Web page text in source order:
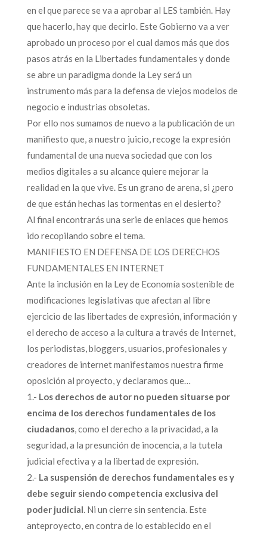
en el que parece se va a aprobar al LES también. Hay
que hacerlo, hay que decirlo. Este Gobierno va a ver
aprobado un proceso por el cual damos más que dos
pasos atrás en la Libertades fundamentales y donde
se abre un paradigma donde la Ley será un
instrumento más para la defensa de viejos modelos de
negocio e industrias obsoletas.
Por ello nos sumamos de nuevo a la publicación de un
manifiesto que, a nuestro juicio, recoge la expresión
fundamental de una nueva sociedad que con los
medios digitales a su alcance quiere mejorar la
realidad en la que vive. Es un grano de arena, si ¿pero
de que están hechas las tormentas en el desierto?
Al final encontrarás una serie de enlaces que hemos
ido recopilando sobre el tema.
MANIFIESTO EN DEFENSA DE LOS DERECHOS
FUNDAMENTALES EN INTERNET
Ante la inclusión en la Ley de Economía sostenible de
modificaciones legislativas que afectan al libre
ejercicio de las libertades de expresión, información y
el derecho de acceso a la cultura a través de Internet,
los periodistas, bloggers, usuarios, profesionales y
creadores de internet manifestamos nuestra firme
oposición al proyecto, y declaramos que…
1.- Los derechos de autor no pueden situarse por
encima de los derechos fundamentales de los
ciudadanos, como el derecho a la privacidad, a la
seguridad, a la presunción de inocencia, a la tutela
judicial efectiva y a la libertad de expresión.
2.- La suspensión de derechos fundamentales es y
debe seguir siendo competencia exclusiva del
poder judicial. Ni un cierre sin sentencia. Este
anteproyecto, en contra de lo establecido en el